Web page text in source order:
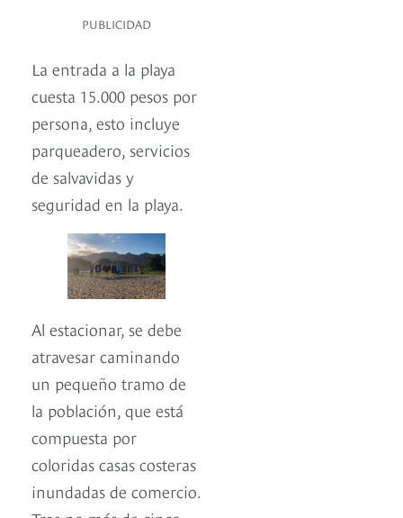
PUBLICIDAD
La entrada a la playa
cuesta 15.000 pesos por
persona, esto incluye
parqueadero, servicios
de salvavidas y
seguridad en la playa.
Al estacionar, se debe
atravesar caminando
un pequeño tramo de
la población, que está
compuesta por
coloridas casas costeras
inundadas de comercio.